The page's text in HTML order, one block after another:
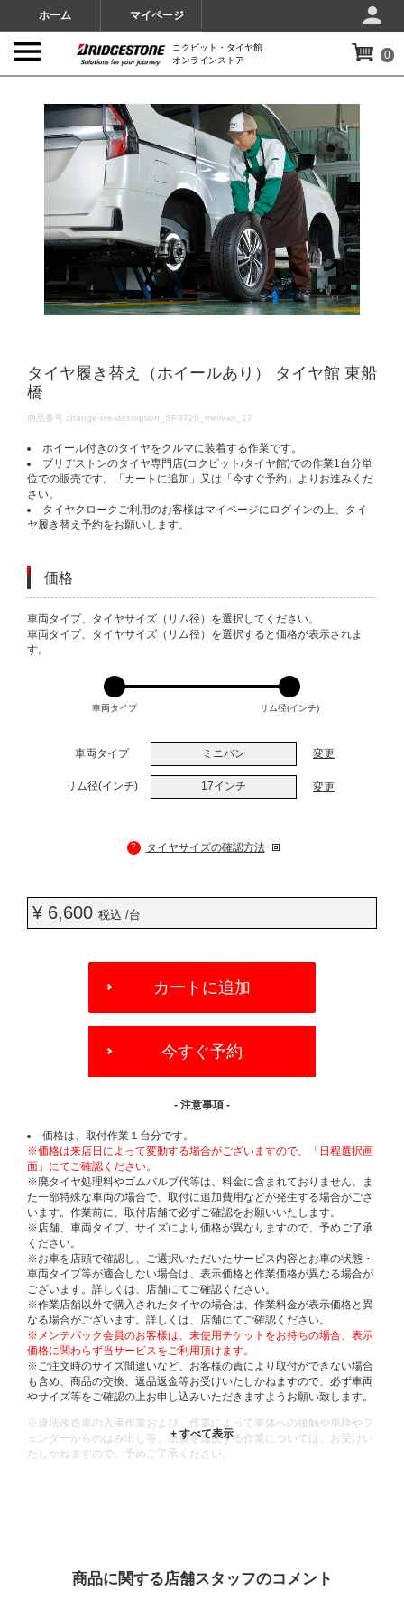
ホーム マイページ
コクピット・タイヤ館
オンラインストア
0
タイヤ履き替え（ホイールあり） タイヤ館 東船
橋
DETAILS
商品番号 change-tire-desorption_SP3726_minivan_17
ホイール付きのタイヤをクルマに装着する作業です。
ブリヂストンのタイヤ専門店(コクピット/タイヤ館)での作業1台分単
位での販売です。「カートに追加」又は「今すぐ予約」よりお進みくだ
さい。
タイヤクロークご利用のお客様はマイページにログインの上、タイ
ヤ履き替え予約をお願いします。
価格
VARIATIONS
車両タイプ、タイヤサイズ（リム径）を選択してください。
車両タイプ、タイヤサイズ（リム径）を選択すると価格が表示されま
す。
車両タイプ リム径(インチ)
車両タイプ ミニバン 変更
リム径(インチ) 17インチ 変更
? タイヤサイズの確認方法
¥ 6,600 税込 /台
OPTIONS
カートに追加
今すぐ予約
- 注意事項 -
価格は、取付作業１台分です。
※価格は来店日によって変動する場合がございますので、「日程選択画
面」にてご確認ください。
※廃タイヤ処理料やゴムバルブ代等は、料金に含まれておりません。ま
た一部特殊な車両の場合で、取付に追加費用などが発生する場合がござ
います。作業前に、取付店舗で必ずご確認をお願いいたします。
※店舗、車両タイプ、サイズにより価格が異なりますので、予めご了承
ください。
※お車を店頭で確認し、ご選択いただいたサービス内容とお車の状態・
車両タイプ等が適合しない場合は、表示価格と作業価格が異なる場合が
ございます。詳しくは、店舗にてご確認ください。
※作業店舗以外で購入されたタイヤの場合は、作業料金が表示価格と異
なる場合がございます。詳しくは、店舗にてご確認ください。
※メンテパック会員のお客様は、未使用チケットをお持ちの場合、表示
価格に関わらず当サービスをご利用頂けます。
※ご注文時のサイズ間違いなど、お客様の責により取付ができない場合
も含め、商品の交換、返品返金等お受けいたしかねますので、必ず車両
やサイズ等をご確認の上お申し込みいただきますようお願い致します。
※違法改造車の入庫作業および、作業によって車体への接触や車枠やフ
ェンダーからのはみ出し等、法規を逸脱する作業については、お受けい
たしかねますので、予めご了承ください。
商品に関する店舗スタッフのコメント